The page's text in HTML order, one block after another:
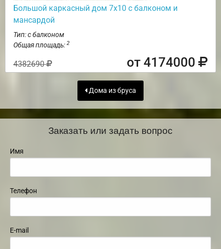
Большой каркасный дом 7х10 с балконом и
мансардой
Тип: с балконом
Общая площадь: 2
4382690 от 4174000
Дома из бруса
Заказать или задать вопрос
Имя
Телефон
E-mail